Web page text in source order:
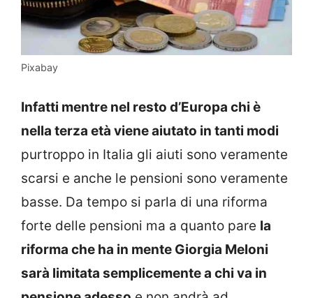
Pixabay
Infatti mentre nel resto d’Europa chi è
nella terza età viene aiutato in tanti modi
purtroppo in Italia gli aiuti sono veramente
scarsi e anche le pensioni sono veramente
basse. Da tempo si parla di una riforma
forte delle pensioni ma a quanto pare la
riforma che ha in mente Giorgia Meloni
sarà limitata semplicemente a chi va in